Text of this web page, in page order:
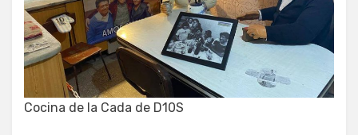
Cocina de la Cada de D10S